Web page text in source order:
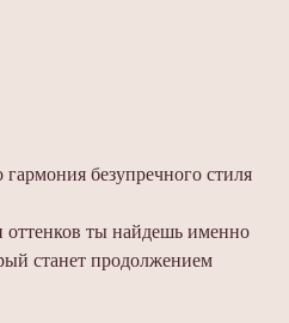
безупречного стиля
оттенков ты найдешь именно
станет продолжением